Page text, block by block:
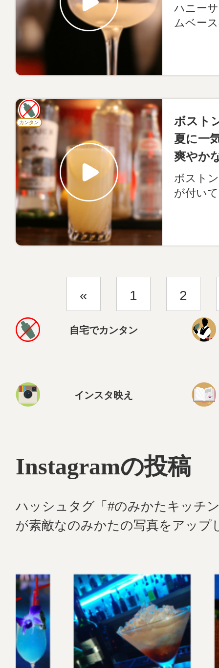
ハニー
ムベー
カンタン
ボスト
夏に一
爽やか
ボスト
が付い
« 1 2
自宅でカンタン
インスタ映え
Instagramの投稿
ハッシュタグ「#のみかたキッチ
が素敵なのみかたの写真をアップ